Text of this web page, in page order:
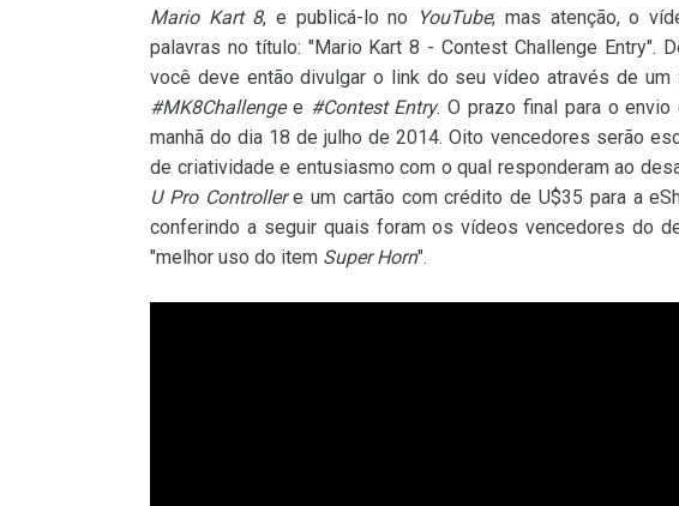
Mario Kart 8, e publicá-lo no YouTube; mas atenção, o
palavras no título: "Mario Kart 8 - Contest Challenge Entry".
você deve então divulgar o link do seu vídeo através de um
#MK8Challengee #Contest Entry. O prazo final para o
manhã do dia 18 de julho de 2014. Oito vencedores serão
de criatividade e entusiasmo com o qual responderam ao
U Pro Controllere um cartão com crédito de U$35 para a
conferindo a seguir quais foram os vídeos vencedores do
"melhor uso do item Super Horn".